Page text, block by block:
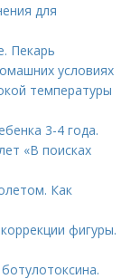
для
Пекарь
условиях
температуры
3-4 года.
«В поисках
Как
фигуры.